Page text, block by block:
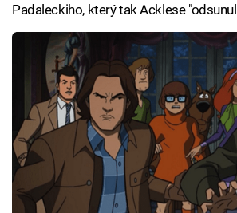
Padaleckiho, který tak Acklese